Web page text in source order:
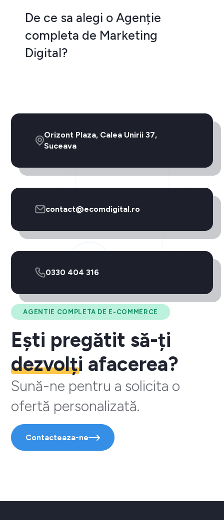
De ce sa alegi o Agenție
completa de Marketing
Digital?
AGENTIE COMPLETA DE E-COMMERCE
Ești pregătit să-ți
dezvolți afacerea?
Sună-ne pentru a solicita o
ofertă personalizată.
Contacteaza-ne
Orizont Plaza, Calea Unirii 37,
Suceava
contact@ecomdigital.ro
0330 404 316